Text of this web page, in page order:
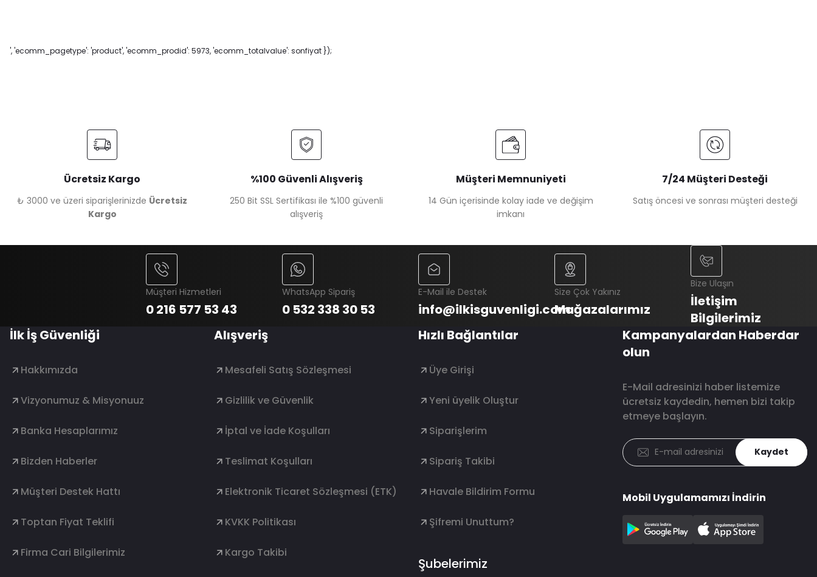
', 'ecomm_pagetype': 'product', 'ecomm_prodid': 5973, 'ecomm_totalvalue': sonfiyat });
Ücretsiz Kargo
₺ 3000 ve üzeri siparişlerinizde Ücretsiz
Kargo
%100 Güvenli Alışveriş
250 Bit SSL Sertifikası ile %100 güvenli
alışveriş
Müşteri Memnuniyeti
14 Gün içerisinde kolay iade ve değişim
imkanı
7/24 Müşteri Desteği
Satış öncesi ve sonrası müşteri desteği
Müşteri Hizmetleri
0 216 577 53 43
WhatsApp Sipariş
0 532 338 30 53
E-Mail ile Destek
info@ilkisguvenligi.com
Size Çok Yakınız
Mağazalarımız
Bize Ulaşın
İletişim
Bilgilerimiz
İlk İş Güvenliği
Hakkımızda
Vizyonumuz & Misyonuuz
Banka Hesaplarımız
Bizden Haberler
Müşteri Destek Hattı
Toptan Fiyat Teklifi
Firma Cari Bilgilerimiz
Alışveriş
Mesafeli Satış Sözleşmesi
Gizlilik ve Güvenlik
İptal ve İade Koşulları
Teslimat Koşulları
Elektronik Ticaret Sözleşmesi (ETK)
KVKK Politikası
Kargo Takibi
Hızlı Bağlantılar
Üye Girişi
Yeni üyelik Oluştur
Siparişlerim
Sipariş Takibi
Havale Bildirim Formu
Şifremi Unuttum?
Şubelerimiz
Kampanyalardan Haberdar
olun
E-Mail adresinizi haber listemize
ücretsiz kaydedin, hemen bizi takip
etmeye başlayın.
Kaydet
Mobil Uygulamamızı İndirin